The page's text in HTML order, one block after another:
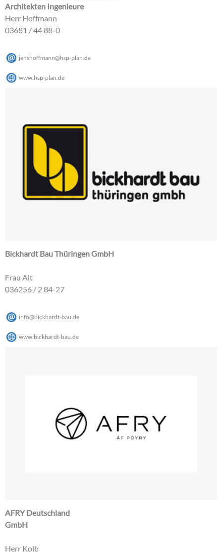
Architekten Ingenieure
Herr Hoffmann
03681 / 44 88-0
jenshoffmann@hsp-plan.de
www.hsp-plan.de
Bickhardt Bau Thüringen GmbH
Frau Alt
036256 / 2 84-27
info@bickhardt-bau.de
www.bickhardt-bau.de
AFRY Deutschland
GmbH
Herr Kolb